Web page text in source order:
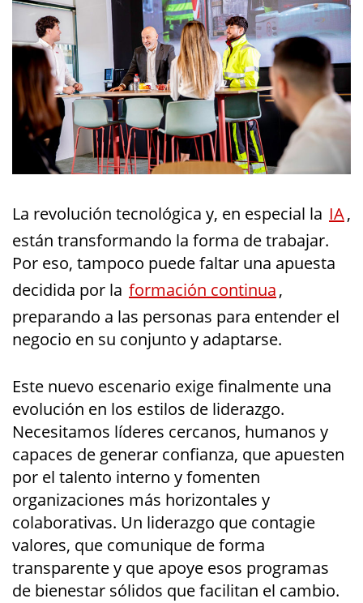
La revolución tecnológica y, en especial la IA,
están transformando la forma de trabajar.
Por eso, tampoco puede faltar una apuesta
decidida por la formación continua,
preparando a las personas para entender el
negocio en su conjunto y adaptarse.
Este nuevo escenario exige finalmente una
evolución en los estilos de liderazgo.
Necesitamos líderes cercanos, humanos y
capaces de generar confianza, que apuesten
por el talento interno y fomenten
organizaciones más horizontales y
colaborativas. Un liderazgo que contagie
valores, que comunique de forma
transparente y que apoye esos programas
de bienestar sólidos que facilitan el cambio.